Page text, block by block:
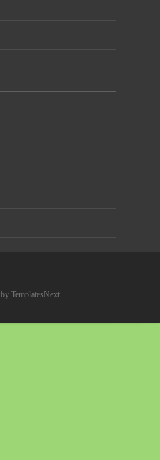
by TemplatesNext.